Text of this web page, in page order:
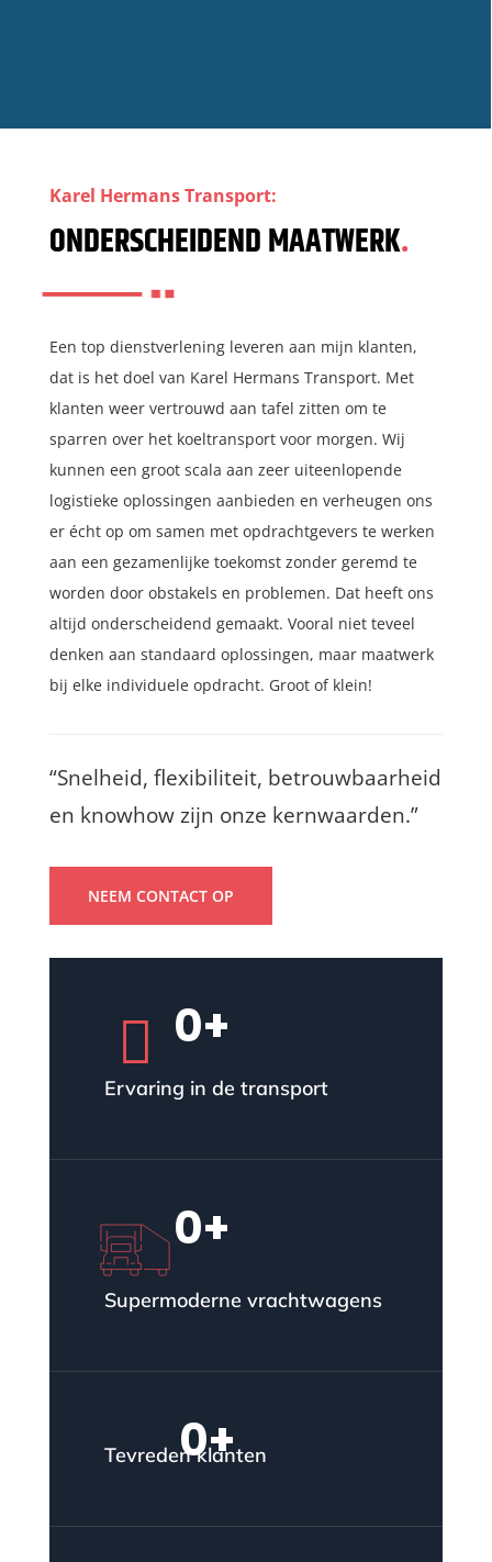
Karel Hermans Transport:
ONDERSCHEIDEND MAATWERK.
Een top dienstverlening leveren aan mijn klanten,
dat is het doel van Karel Hermans Transport. Met
klanten weer vertrouwd aan tafel zitten om te
sparren over het koeltransport voor morgen. Wij
kunnen een groot scala aan zeer uiteenlopende
logistieke oplossingen aanbieden en verheugen ons
er écht op om samen met opdrachtgevers te werken
aan een gezamenlijke toekomst zonder geremd te
worden door obstakels en problemen. Dat heeft ons
altijd onderscheidend gemaakt. Vooral niet teveel
denken aan standaard oplossingen, maar maatwerk
bij elke individuele opdracht. Groot of klein!
“Snelheid, flexibiliteit, betrouwbaarheid
en knowhow zijn onze kernwaarden.”
NEEM CONTACT OP
 0+
Ervaring in de transport
0+
Supermoderne vrachtwagens
0+
Tevreden klanten